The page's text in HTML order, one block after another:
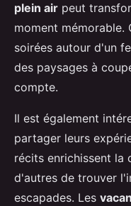
plein air peut
moment mémorable.
soirées autour d'un
des paysages à
compte.
Il est également
partager leurs
récits enrichissent la
d'autres de trouver
escapades. Les